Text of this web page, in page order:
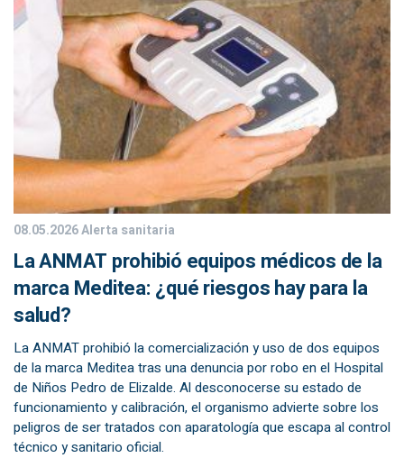
08.05.2026Alerta sanitaria
La ANMAT prohibió equipos médicos de la
marca Meditea: ¿qué riesgos hay para la
salud?
La ANMAT prohibió la comercialización y uso de dos equipos
de la marca Meditea tras una denuncia por robo en el Hospital
de Niños Pedro de Elizalde. Al desconocerse su estado de
funcionamiento y calibración, el organismo advierte sobre los
peligros de ser tratados con aparatología que escapa al control
técnico y sanitario oficial.